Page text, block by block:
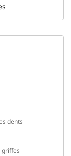
dents
griffes